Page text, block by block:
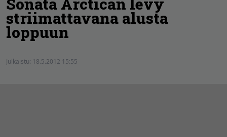
striimattavana alusta
loppuun
Julkaistu: 18.5.2012 15:55